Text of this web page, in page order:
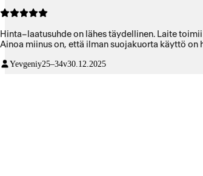
Hinta–laatusuhde on lähes täydellinen. Laite
Ainoa miinus on, että ilman suojakuorta käyttö
Yevgeniy25–34v30.12.2025